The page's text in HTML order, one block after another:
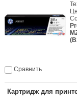
Сравнить
Картридж для